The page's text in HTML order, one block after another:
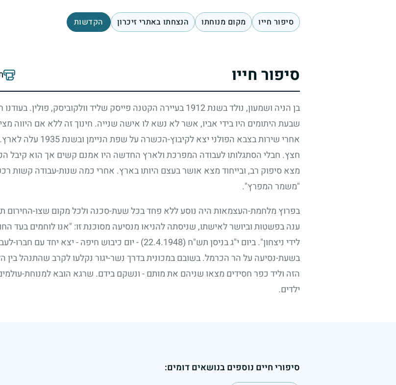
סיפור חייו מקום מנוחתו הנצחתו באתרי זיכרון הקדשות
סיפור חייו
בן הניה ושמעון, נולד בשנת1912בעיירה הקטנה פייסק שליד וולקוביסק, פולין.
שבעת היתומים היו בידי אביו, אשר לא נשא לו אישה שנייה. חינוך זה ללא אם היווה
אחרי שירות בצבא הפולני יצא לקיבוץ-הכשרה על שפת הניימן ובשנת1935 עלה
חצץ. חבלי הסתגלותו לעבודה המפרכת ולארץ החדשה היו אמנם קשים אך הוא קיבל
מצא סיפוק רב, ובייחוד מצא אושר בעצם היותו בארץ. אחרי כמה שנות-עבודה קשות
"משמר המפרץ".
בפרוץ מלחמת-העצמאות היה נוסע ללא פחד בכל שעת-סכנה ולכל מקום שצו-החירום
ענה בפשטות וביושר לאישתו, שניסתה להניאו מנסיעה מסוכנת זו: "אנו לוחמים בעד
לידי ניצחון". ביום י"ג בניסן תש"ח (22.4.1948)
- יום כיבוש חיפה - יצא יחד עם חברו-
בשעת-נסיעה על הר הכרמל. בשובם במכונית בדרך נשר-יגור נקלעו לקרב שהתנהל בין
הזה וליד כפר חסידים מצאו שניהם את מותם - ונשקם בידם. שרגא הובא למנוחת-
ילדים.
סיפורי חיים נוספים בנושאים דומים: